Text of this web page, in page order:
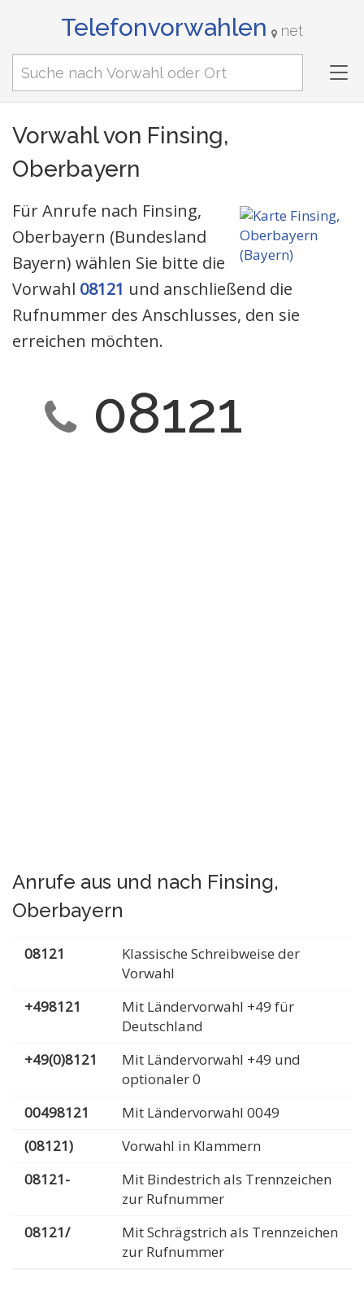
Telefonvorwahlen net
Vorwahl von Finsing,
Oberbayern
Für Anrufe nach Finsing,
Oberbayern (Bundesland
Bayern) wählen Sie bitte die
Vorwahl 08121 und anschließend die
Rufnummer des Anschlusses, den sie
erreichen möchten.
08121
Anrufe aus und nach Finsing,
Oberbayern
08121
Klassische Schreibweise der
Vorwahl
+498121
Mit Ländervorwahl +49 für
Deutschland
+49(0)8121
Mit Ländervorwahl +49 und
optionaler 0
00498121
Mit Ländervorwahl 0049
(08121)
Vorwahl in Klammern
08121-
Mit Bindestrich als Trennzeichen
zur Rufnummer
08121/
Mit Schrägstrich als Trennzeichen
zur Rufnummer